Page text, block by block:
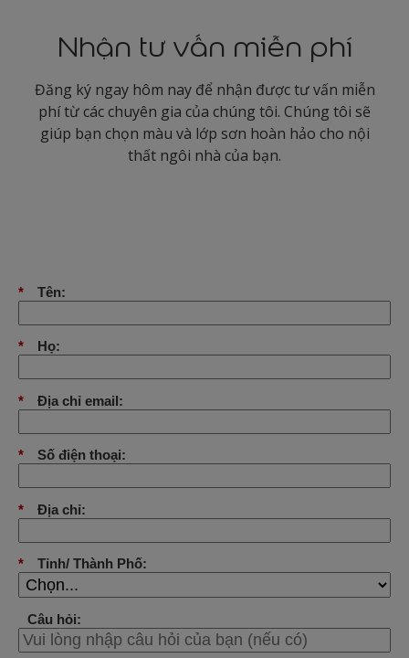
Nhận tư vấn miễn phí
Đăng ký ngay hôm nay để nhận được tư vấn miễn
phí từ các chuyên gia của chúng tôi. Chúng tôi sẽ
giúp bạn chọn màu và lớp sơn hoàn hảo cho nội
thất ngôi nhà của bạn.